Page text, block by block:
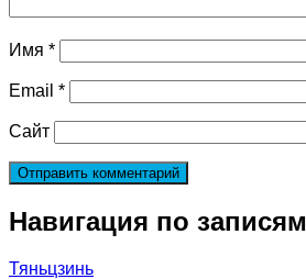
Имя *
Email *
Сайт
Навигация по записям
Тяньцзинь